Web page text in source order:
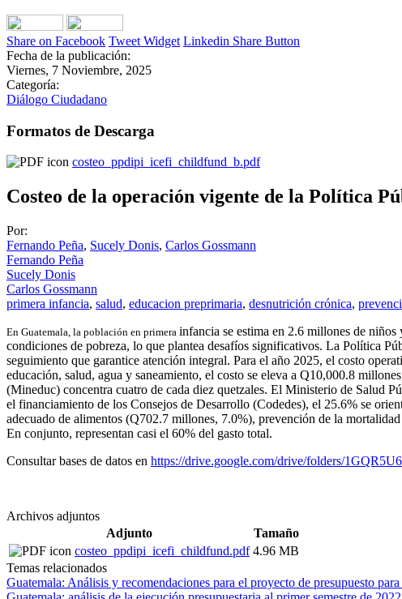
Share on Facebook Tweet Widget Linkedin Share Button
Fecha de la publicación:
Viernes, 7 Noviembre, 2025
Categoría:
Diálogo Ciudadano
Formatos de Descarga
costeo_ppdipi_icefi_childfund_b.pdf
Costeo de la operación vigente de la Política
Por:
Fernando Peña, Sucely Donis, Carlos Gossmann
Fernando Peña
Sucely Donis
Carlos Gossmann
primera infancia, salud, educacion preprimaria, desnutrición crónica,
En Guatemala, la población en primera infancia se estima en 2.6 millones de
condiciones de pobreza, lo que plantea desafíos significativos. La Política
seguimiento que garantice atención integral. Para el año 2025, el costo
educación, salud, agua y saneamiento, el costo se eleva a Q10,000.8
(Mineduc) concentra cuatro de cada diez quetzales. El Ministerio de Salud
el financiamiento de los Consejos de Desarrollo (Codedes), el 25.6% se
adecuado de alimentos (Q702.7 millones, 7.0%), prevención de la
En conjunto, representan casi el 60% del gasto total.
Consultar bases de datos en https://drive.google.com/drive/folders/
Archivos adjuntos
Adjunto
Tamaño
costeo_ppdipi_icefi_childfund.pdf 4.96 MB
Temas relacionados
Guatemala: Análisis y recomendaciones para el proyecto de presupuesto